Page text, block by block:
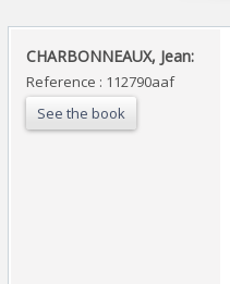
‎CHARBONNEAUX, Jean:‎
Reference : 112790aaf
See the book